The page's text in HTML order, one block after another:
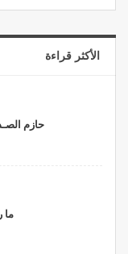
الأكثر قراءة
حازم
ما